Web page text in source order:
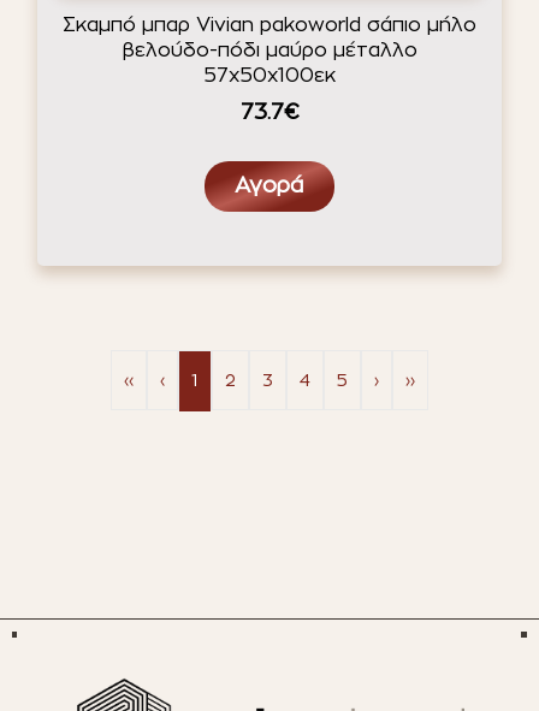
Σκαμπό μπαρ Vivian pakoworld σάπιο μήλο
βελούδο-πόδι μαύρο μέταλλο
57x50x100εκ
73.7€
Αγορά
‹‹ ‹ 1 2 3 4 5 › ››